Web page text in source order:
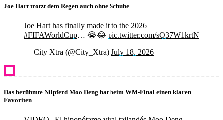
Joe Hart trotzt dem Regen auch ohne Schuhe
Joe Hart has finally made it to the 2026
#FIFAWorldCup… 😭😂 pic.twitter.com/sQ37W1krtN
— City Xtra (@City_Xtra) July 18, 2026
Das berühmte Nilpferd Moo Deng hat beim WM-Final einen klaren
Favoriten